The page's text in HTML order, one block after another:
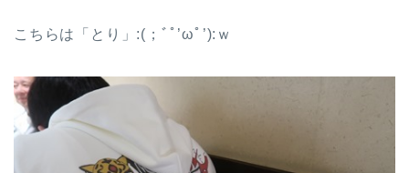
こちらは「とり」:(；ﾞﾟ’ωﾟ’):ｗ